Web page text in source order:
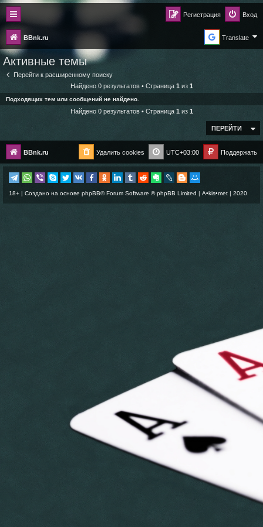
Вход
Регистрация
BBnk.ru Translate
Активные темы
Перейти к расширенному поиску
Найдено 0 результатов • Страница 1 из 1
Подходящих тем или сообщений не найдено.
Найдено 0 результатов • Страница 1 из 1
ПЕРЕЙТИ
BBnk.ru Поддержать
UTC+03:00
Удалить cookies
18+ | Создано на основе phpBB® Forum Software © phpBB Limited | A•kis•met | 2020